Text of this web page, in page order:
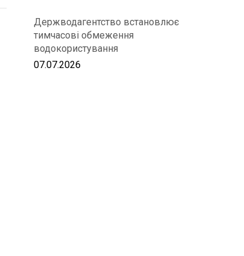
Держводагентство встановлює
тимчасові обмеження
водокористування
07.07.2026